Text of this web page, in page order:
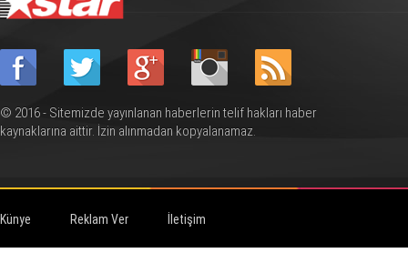
© 2016 - Sitemizde yayınlanan haberlerin telif hakları haber
kaynaklarına aittir. İzin alınmadan kopyalanamaz.
Künye Reklam Ver İletişim